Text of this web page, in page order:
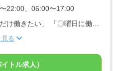
22:00、06:00〜17:00
見る
トル求人）